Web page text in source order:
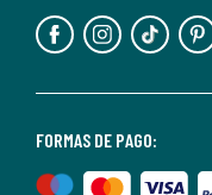
FORMAS DE PAGO: